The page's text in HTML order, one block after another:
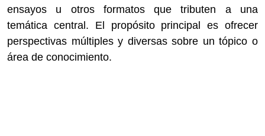
ensayos u otros formatos que tributen a una
temática central. El propósito principal es ofrecer
perspectivas múltiples y diversas sobre un tópico o
área de conocimiento.